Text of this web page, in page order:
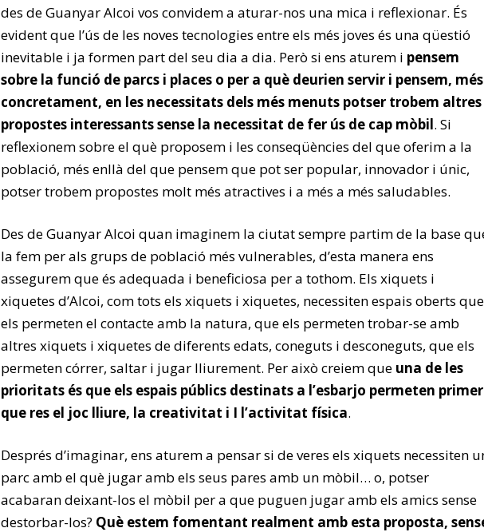
des de Guanyar Alcoi vos convidem a aturar-nos una mica i reflexionar. És
evident que l’ús de les noves tecnologies entre els més joves és una qüestió
inevitable i ja formen part del seu dia a dia. Però si ens aturem i pensem
sobre la funció de parcs i places o per a què deurien servir i pensem, més
concretament, en les necessitats dels més menuts potser trobem altres
propostes interessants sense la necessitat de fer ús de cap mòbil. Si
reflexionem sobre el què proposem i les conseqüències del que oferim a la
població, més enllà del que pensem que pot ser popular, innovador i únic,
potser trobem propostes molt més atractives i a més a més saludables.
Des de Guanyar Alcoi quan imaginem la ciutat sempre partim de la base
la fem per als grups de població més vulnerables, d’esta manera ens
assegurem que és adequada i beneficiosa per a tothom. Els xiquets i
xiquetes d’Alcoi, com tots els xiquets i xiquetes, necessiten espais oberts que
els permeten el contacte amb la natura, que els permeten trobar-se amb
altres xiquets i xiquetes de diferents edats, coneguts i desconeguts, que els
permeten córrer, saltar i jugar lliurement. Per això creiem que una de les
prioritats és que els espais públics destinats a l’esbarjo permeten primer
que res el joc lliure, la creativitat i I l’activitat física.
Després d’imaginar, ens aturem a pensar si de veres els xiquets necessiten
parc amb el què jugar amb els seus pares amb un mòbil… o, potser
acabaran deixant-los el mòbil per a que puguen jugar amb els amics sense
destorbar-los? Què estem fomentant realment amb esta proposta,